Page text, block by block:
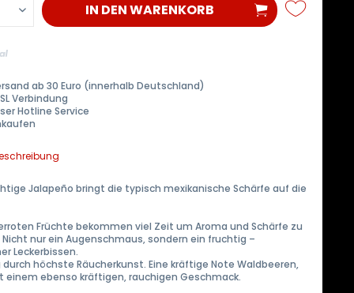
IN DENWARENKORB
ab 30 Euro (innerhalb Deutschland)
Verbindung
Hotline Service
Jalapeño bringt die typisch mexikanische Schärfe auf die
Früchte bekommen viel Zeit um Aroma und Schärfe zu
nur ein Augenschmaus, sondern ein fruchtig –
Leckerbissen.
durch höchste Räucherkunst. Eine kräftige Note Waldbeeren,
einem ebenso kräftigen, rauchigen Geschmack.